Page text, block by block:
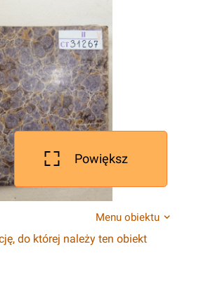
Powiększ
Menu obiektu
do której należy ten obiekt